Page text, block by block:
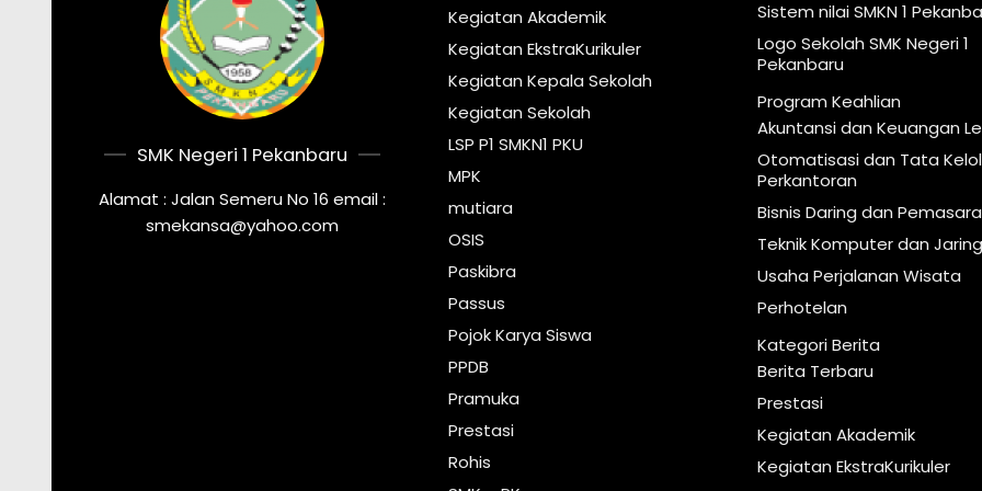
SMK Negeri 1 Pekanbaru
Alamat : Jalan Semeru No 16 email :
smekansa@yahoo.com
Kegiatan Akademik
Kegiatan EkstraKurikuler
Kegiatan Kepala Sekolah
Kegiatan Sekolah
LSP P1 SMKN1 PKU
MPK
mutiara
OSIS
Paskibra
Passus
Pojok Karya Siswa
PPDB
Pramuka
Prestasi
Rohis
Sistem nilai SMKN 1
Logo Sekolah SMK Negeri 1
Pekanbaru
Program Keahlian
Akuntansi dan Keuangan
Otomatisasi dan Tata
Perkantoran
Bisnis Daring dan
Teknik Komputer dan
Usaha Perjalanan Wisata
Perhotelan
Kategori Berita
Berita Terbaru
Prestasi
Kegiatan Akademik
Kegiatan EkstraKurikuler